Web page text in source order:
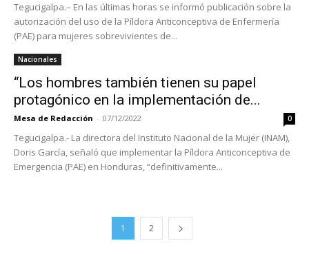
Tegucigalpa.– En las últimas horas se informó publicación sobre la
autorización del uso de la Píldora Anticonceptiva de Enfermería
(PAE) para mujeres sobrevivientes de...
Nacionales
“Los hombres también tienen su papel
protagónico en la implementación de...
Mesa de Redacción - 07/12/2022 0
Tegucigalpa.- La directora del Instituto Nacional de la Mujer (INAM),
Doris García, señaló que implementar la Píldora Anticonceptiva de
Emergencia (PAE) en Honduras, “definitivamente...
1 2